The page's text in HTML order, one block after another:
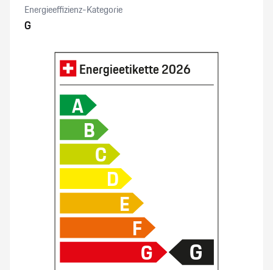
Thorax - Seitenairbags
Torque Vectoring TV (Differentialsperre)
Mechanische Hinterachs-Quersperre
Airbag Fahrer und Beifahrerseite
Variable Servolenkung
Sportpedalen-Set
Keine Gewähr auf die Angaben der Serienausstattungen
Energieeffizienz-Kategorie
G
A
B
C
D
E
F
G
Energieetikette2026
G